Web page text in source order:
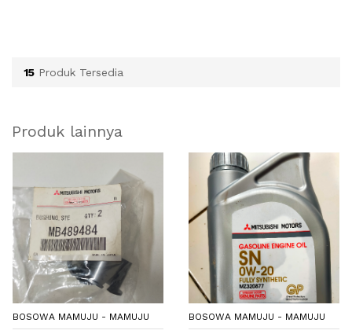
15 Produk Tersedia
Produk lainnya
BOSOWA MAMUJU - MAMUJU BOSOWA MAMUJU - MAMUJU